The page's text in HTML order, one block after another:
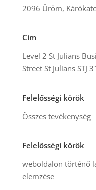
2096 Üröm,
Cím
Level 2 St Julians
Street St Julians STJ
Felelősségi körök
Összes tevékenység
Felelősségi körök
weboldalon történő
elemzése